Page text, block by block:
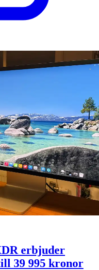
erbjuder
39 995 kronor